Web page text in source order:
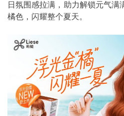
日氛围感拉满，助力解锁元气满
橘色，闪耀整个夏天。